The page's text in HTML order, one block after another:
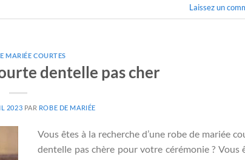
Laissez un
MARIÉE COURTES
dentelle pas cher
2023 PAR ROBE DE MARIÉE
Vous êtes à la recherche d’une robe de mariée
dentelle pas chère pour votre cérémonie ? Vous